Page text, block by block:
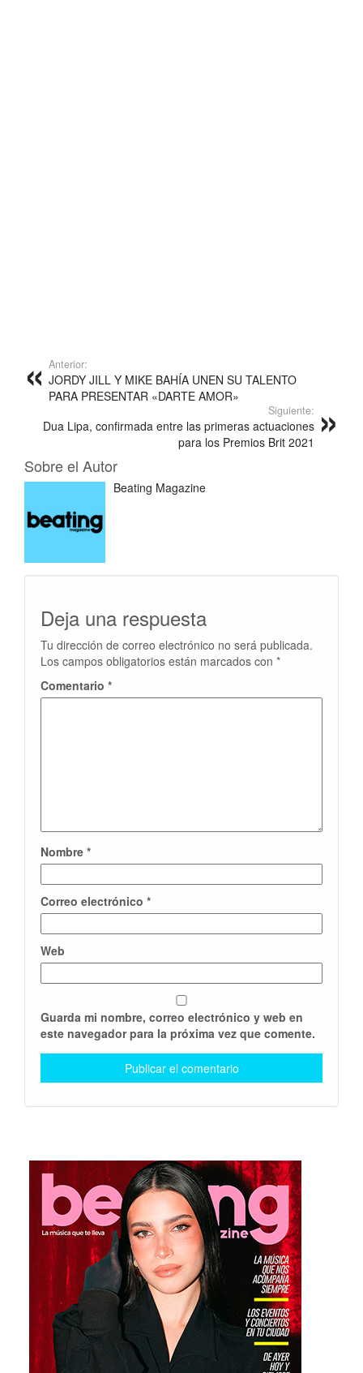
Anterior:
JORDY JILL Y MIKE BAHÍA UNEN SU TALENTO
PARA PRESENTAR «DARTE AMOR»
Siguiente:
Dua Lipa, confirmada entre las primeras actuaciones
para los Premios Brit 2021
Sobre el Autor
Beating Magazine
Deja una respuesta
Tu dirección de correo electrónico no será publicada.
Los campos obligatorios están marcados con *
Comentario *
Nombre *
Correo electrónico *
Web
Guarda mi nombre, correo electrónico y web en
este navegador para la próxima vez que comente.